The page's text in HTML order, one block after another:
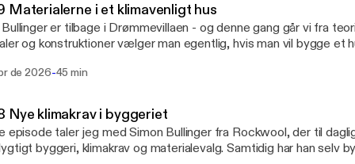
Materialerne i et klimavenligt hus
er tilbage i Drømmevillaen - og denne gang går vi fra
og konstruktioner vælger man egentlig, hvis man vil bygge et
på LCA, byggeaffald, akustik, energiforbrug og robuste
materialer enkeltvis - man er nødt til at tænke huset
En episode om materialevalg, byggeteknik og de mange lag i
fra Drømmevillaen - klik her for gratis 8 ugers kursus
www.droemmevillaen.dk/lp/8-ugers-kursus] så I kommer godt
de 2026-45 min
Nye klimakrav i byggeriet
episode taler jeg med Simon Bullinger fra Rockwool, der til
byggeri, klimakrav og materialevalg. Samtidig har han selv